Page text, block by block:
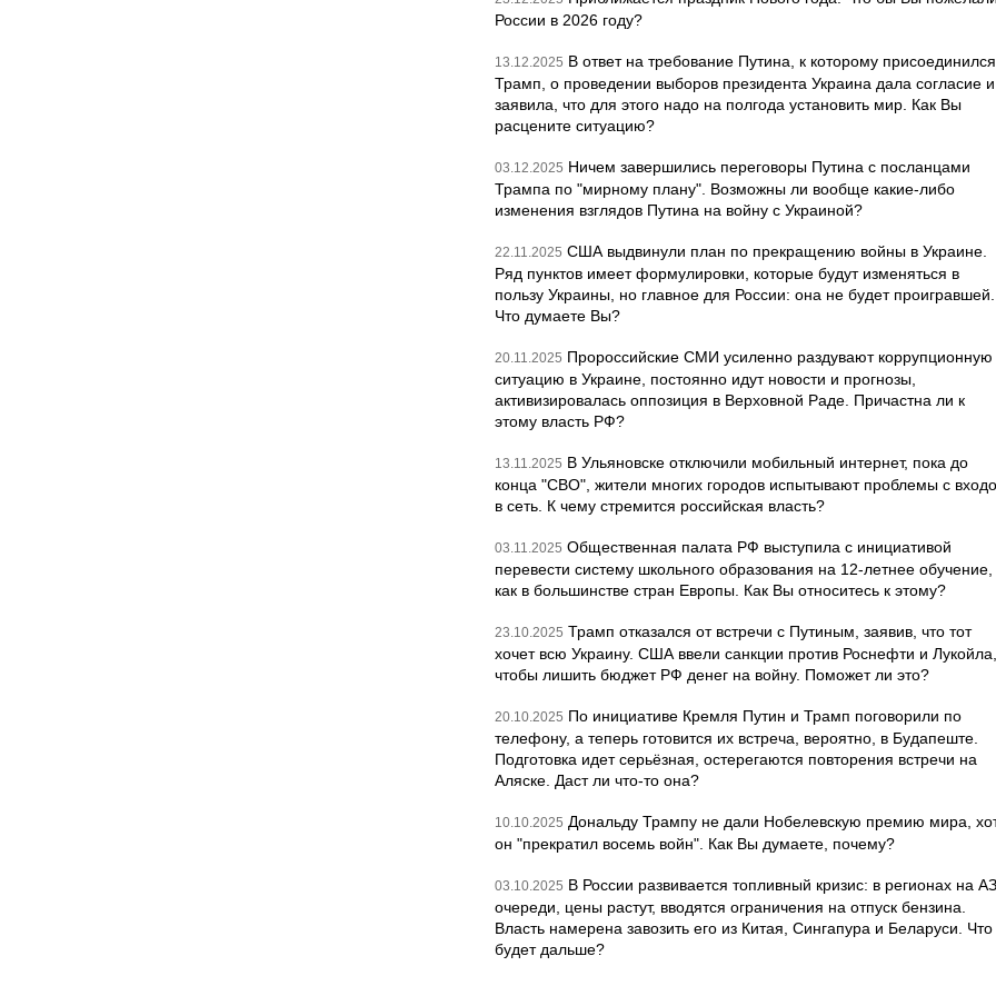
России в 2026 году?
13.12.2025 В ответ на требование Путина, к которому присоединился
Трамп, о проведении выборов президента Украина дала согласие и
заявила, что для этого надо на полгода установить мир. Как Вы
расцените ситуацию?
03.12.2025 Ничем завершились переговоры Путина с посланцами
Трампа по "мирному плану". Возможны ли вообще какие-либо
изменения взглядов Путина на войну с Украиной?
22.11.2025 США выдвинули план по прекращению войны в Украине.
Ряд пунктов имеет формулировки, которые будут изменяться в
пользу Украины, но главное для России: она не будет проигравшей.
Что думаете Вы?
20.11.2025 Пророссийские СМИ усиленно раздувают коррупционную
ситуацию в Украине, постоянно идут новости и прогнозы,
активизировалась оппозиция в Верховной Раде. Причастна ли к
этому власть РФ?
13.11.2025 В Ульяновске отключили мобильный интернет, пока до
конца "СВО", жители многих городов испытывают проблемы с
в сеть. К чему стремится российская власть?
03.11.2025 Общественная палата РФ выступила с инициативой
перевести систему школьного образования на 12-летнее обучение,
как в большинстве стран Европы. Как Вы относитесь к этому?
23.10.2025 Трамп отказался от встречи с Путиным, заявив, что тот
хочет всю Украину. США ввели санкции против Роснефти и Лукойла,
чтобы лишить бюджет РФ денег на войну. Поможет ли это?
20.10.2025 По инициативе Кремля Путин и Трамп поговорили по
телефону, а теперь готовится их встреча, вероятно, в Будапеште.
Подготовка идет серьёзная, остерегаются повторения встречи на
Аляске. Даст ли что-то она?
10.10.2025 Дональду Трампу не дали Нобелевскую премию мира,
он "прекратил восемь войн". Как Вы думаете, почему?
03.10.2025 В России развивается топливный кризис: в регионах на
очереди, цены растут, вводятся ограничения на отпуск бензина.
Власть намерена завозить его из Китая, Сингапура и Беларуси. Что
будет дальше?